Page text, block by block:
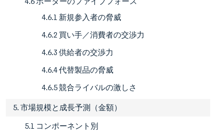
4.6.1 新規参入者の脅威
4.6.2 買い手／消費者の交渉力
4.6.3 供給者の交渉力
4.6.4 代替製品の脅威
4.6.5 競合ライバルの激しさ
5. 市場規模と成長予測（金額）
5.1 コンポーネント別